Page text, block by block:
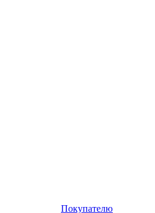
Покупателю